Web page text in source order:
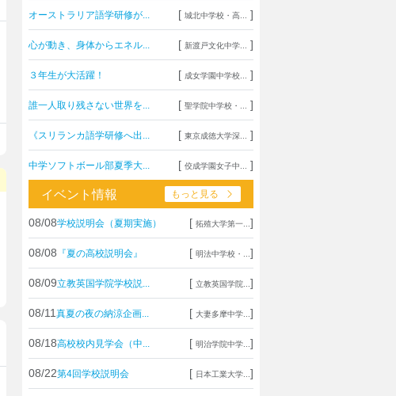
オーストラリア語学研修が... [ 城北中学校・高... ]
心が動き、身体からエネル... [ 新渡戸文化中学... ]
３年生が大活躍！ [ 成女学園中学校... ]
誰一人取り残さない世界を... [ 聖学院中学校・... ]
《スリランカ語学研修へ出... [ 東京成徳大学深... ]
中学ソフトボール部夏季大... [ 佼成学園女子中... ]
イベント情報 もっと見る
08/08学校説明会（夏期実施） [ 拓殖大学第一... ]
08/08 『夏の高校説明会』 [ 明法中学校・... ]
08/09立教英国学院学校説... [ 立教英国学院... ]
08/11 真夏の夜の納涼企画... [ 大妻多摩中学... ]
08/18高校校内見学会（中... [ 明治学院中学... ]
08/22第4回学校説明会 [ 日本工業大学... ]